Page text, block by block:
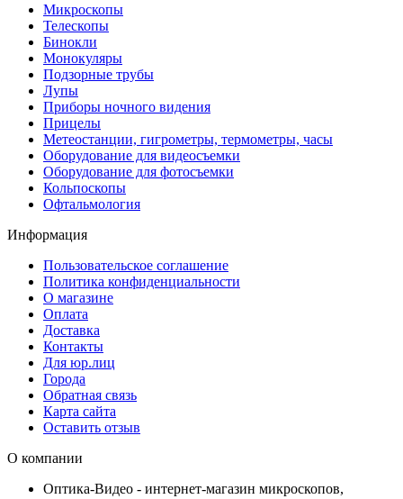
Микроскопы
Телескопы
Бинокли
Монокуляры
Подзорные трубы
Лупы
Приборы ночного видения
Прицелы
Метеостанции, гигрометры, термометры, часы
Оборудование для видеосъемки
Оборудование для фотосъемки
Кольпоскопы
Офтальмология
Информация
Пользовательское соглашение
Политика конфиденциальности
О магазине
Оплата
Доставка
Контакты
Для юр.лиц
Города
Обратная связь
Карта сайта
Оставить отзыв
О компании
Оптика-Видео - интернет-магазин микроскопов,